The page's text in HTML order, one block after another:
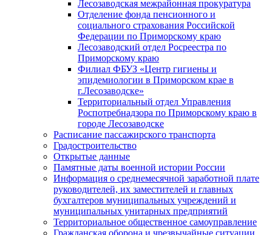
Лесозаводская межрайонная прокуратура
Отделение фонда пенсионного и
социального страхования Российской
Федерации по Приморскому краю
Лесозаводский отдел Росреестра по
Приморскому краю
Филиал ФБУЗ «Центр гигиены и
эпидемиологии в Приморском крае в
г.Лесозаводске»
Территориальный отдел Управления
Роспотребнадзора по Приморскому краю в
городе Лесозаводске
Расписание пассажирского транспорта
Градостроительство
Открытые данные
Памятные даты военной истории России
Информация о среднемесячной заработной плате
руководителей, их заместителей и главных
бухгалтеров муниципальных учреждений и
муниципальных унитарных предприятий
Территориальное общественное самоуправление